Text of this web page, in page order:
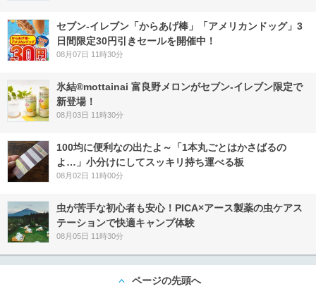
セブン‐イレブン「からあげ棒」「アメリカンドッグ」3
日間限定30円引きセールを開催中！
08月07日 11時30分
氷結®mottainai 富良野メロンがセブン‐イレブン限定で
新登場！
08月03日 11時30分
100均に便利なの出たよ～「1本丸ごとはかさばるの
よ…」小分けにしてスッキリ持ち運べる板
08月02日 11時00分
虫が苦手な初心者も安心！PICA×アース製薬の虫ケアス
テーションで快適キャンプ体験
08月05日 11時30分
ページの先頭へ